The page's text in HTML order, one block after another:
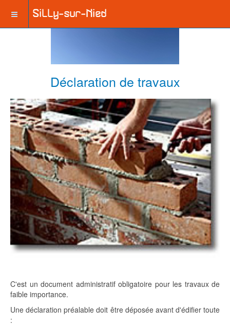
Déclaration de travaux
C'est un document administratif obligatoire pour les travaux de
faible importance.
Une déclaration préalable doit être déposée avant d'édifier toute
: